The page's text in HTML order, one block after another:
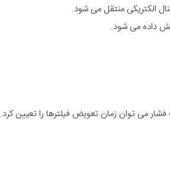
الکتریکی منتقل می شود.
می توان زمان تعویض فیلترها را تعیین کرد.